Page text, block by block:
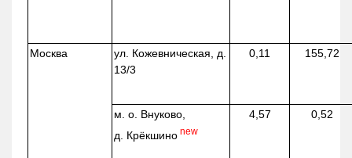
Москва ул. Кожевническая, д.
13/3
0,11 155,72
м. о. Внуково,
д. Крёкшино new
4,57 0,52